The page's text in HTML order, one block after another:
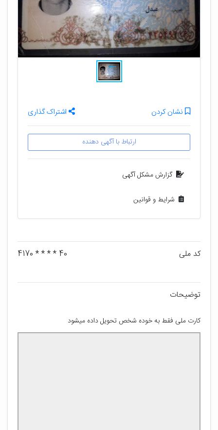
نشان کردن اشتراک گذاری
ارتباط با آگهی دهنده
گزارش مشکل آگهی
شرایط و قوانین
کد ملی 40 * * * * 4170
توضیحات
کارت ملی فقط به خوده شخص تحویل داده میشود